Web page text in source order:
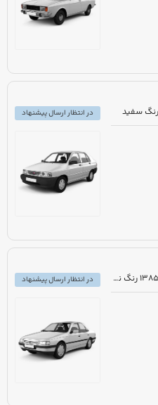
در انتظار ارسال پیشنهاد
مزایده دولتی خودرو پژو 405 GLXi مدل 1385 رنگ نقره ای
در انتظار ارسال پیشنهاد